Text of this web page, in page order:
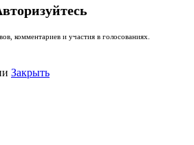
комментариев и участия в голосованиях.
Закрыть